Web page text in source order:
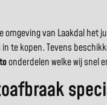
van Laakdal
kopen. Tevens
onderdelen welke wij snel